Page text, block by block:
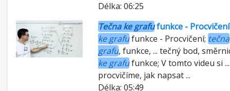
- Jak na to
Tečna ke
- Procvičení
Délka: 06:25
Tečna ke grafufunkce - Procvičení
ke grafufunkce - Procvičení; tečna
grafu, funkce, ... tečný bod,
ke grafufunkce; V tomto videu si ...
procvičíme, jak napsat ...
Délka: 05:49